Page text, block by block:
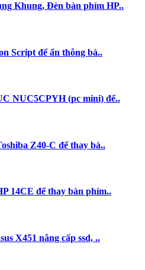
Khung, Đèn bàn phím HP..
Script để ẩn thông bá..
NUC5CPYH (pc mini) để..
Z40-C để thay bà..
14CE để thay bàn phím..
X451 nâng cấp ssd, ..